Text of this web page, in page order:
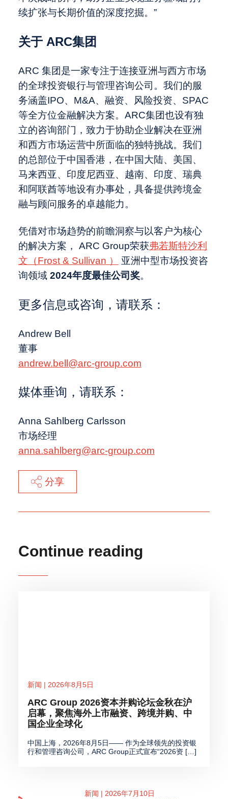
续扩张与长期价值的深度挖掘。”
关于 ARC集团
ARC 集团是一家专注于连接亚洲与西方市场
的全球投资银行与管理咨询公司。我们的服
务涵盖IPO、M&A、融资、风险投资、SPAC
等全方位金融解决方案。ARC集团也设有独
立的咨询部门，致力于协助企业解决在亚洲
和西方市场运营中所面临的独特挑战。我们
的总部位于中国香港，在中国大陆、美国、
马来西亚、印度尼西亚、越南、印度、瑞典
和阿联酋等地设有办事处，具备提供跨境金
融与顾问服务的卓越能力。
凭借对市场趋势的前瞻洞察与以客户为核心
的解决方案， ARC Group荣获弗若斯特沙利
文（Frost & Sullivan ）
亚洲中型市场投资咨
询领域 2024年度最佳公司奖。
更多信息或咨询，请联系：
Andrew Bell
董事
andrew.bell@arc-group.com
媒体垂询，请联系：
Anna Sahlberg Carlsson
市场经理
anna.sahlberg@arc-group.com
分享
Continue reading
新闻 | 2026年8月5日
ARC Group 2026资本并购论坛金秋在沪
启幕，聚焦海外上市融资、跨境并购、中
国企业全球化
中国上海，2026年8月5日—— 作为全球领先的投资银
行和管理咨询公司，ARC Group正式宣布“2026资 […]
新闻 | 2026年7月10日